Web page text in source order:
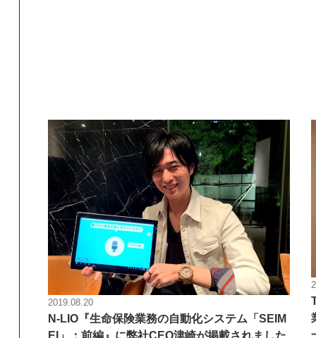
2019.08.20
N-LIO『生命保険業務の自動化システム「SEIM
EI」：前編』に弊社CEO津崎が掲載されました